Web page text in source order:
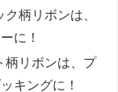
ク柄リボンは、
に！
柄リボンは、プ
キングに！